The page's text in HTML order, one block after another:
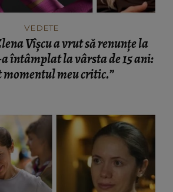
VEDETE
Vîșcu a vrut să renunțe la
întâmplat la vârsta de 15 ani:
momentul meu critic.”